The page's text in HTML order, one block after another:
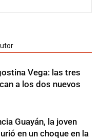
Vega: las tres
a los dos nuevos
Guayán, la joven
en un choque en la